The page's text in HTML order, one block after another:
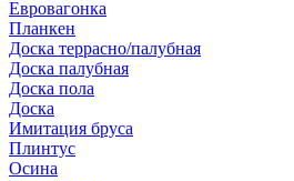
Евровагонка
Планкен
Доска террасно/палубная
Доска палубная
Доска пола
Доска
Имитация бруса
Плинтус
Осина